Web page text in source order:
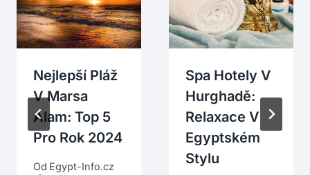
Nejlepší Pláž
V Marsa
Alam: Top 5
Pro Rok 2024
Od Egypt-Info.cz
Spa Hotely V
Hurghadě:
Relaxace V
Egyptském
Stylu